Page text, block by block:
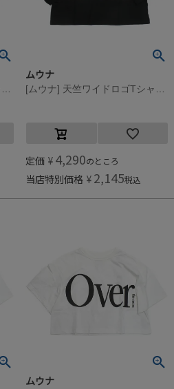
[ムウナ] 天竺ワイドロゴTシャツ クロ(4)
ムウナ
[ムウナ] 天竺ワイドロゴTシャツ クロ(4)
定価 ¥ 4,290のところ
当店特別価格 ¥ 2,145税込
ムウナ